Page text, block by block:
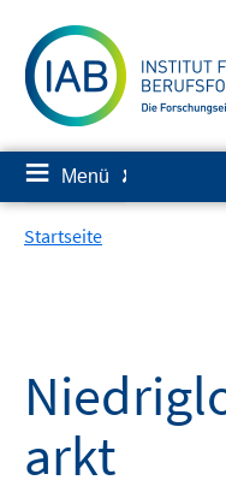
zum
Inhalt
≡ Menü ✘
Startseite
arkt